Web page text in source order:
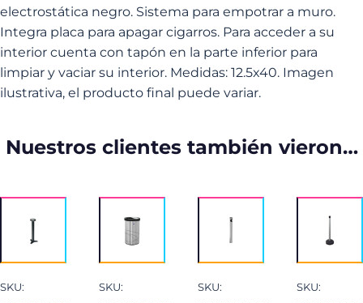
electrostática negro. Sistema para empotrar a muro.
Integra placa para apagar cigarros. Para acceder a su
interior cuenta con tapón en la parte inferior para
limpiar y vaciar su interior. Medidas: 12.5x40. Imagen
ilustrativa, el producto final puede variar.
Nuestros clientes también vieron…
SKU:
SKU:
SKU:
SKU: